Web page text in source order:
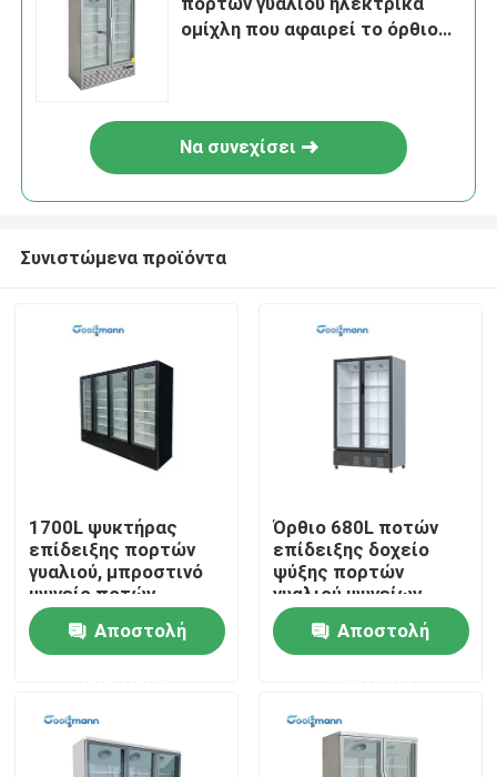
Σπίτι
Βίντεο
ομίχλη που αφαιρεί το όρθιο
Να συνεχίσει
Συνιστώμενα προϊόντα
1700L ψυκτήρας
επίδειξης πορτών
γυαλιού, μπροστινό
ψυγείο ποτών
γυαλιού των
οδηγήσεων 2m ύψος
Αποστολή
Όρθιο 680L ποτών
επίδειξης δοχείο
ψύξης πορτών
γυαλιού ψυγείων
220V 50HZ μόνο
κλείνονταςΑποστολή